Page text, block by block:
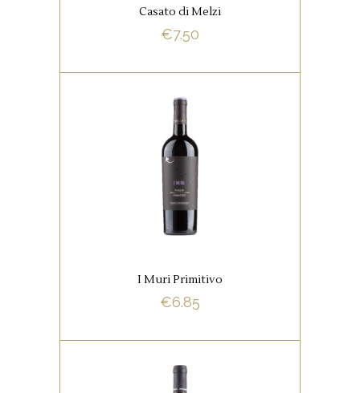
BUY NOW
Casato di Melzi
€7.50
ITALIAANSE FAVORIETEN
RODE WIJNEN
Deze wijn heeft een volle body
met zachte tannines. In de
smaak tonen van kersen,
BUY NOW
I Muri Primitivo
€6.85